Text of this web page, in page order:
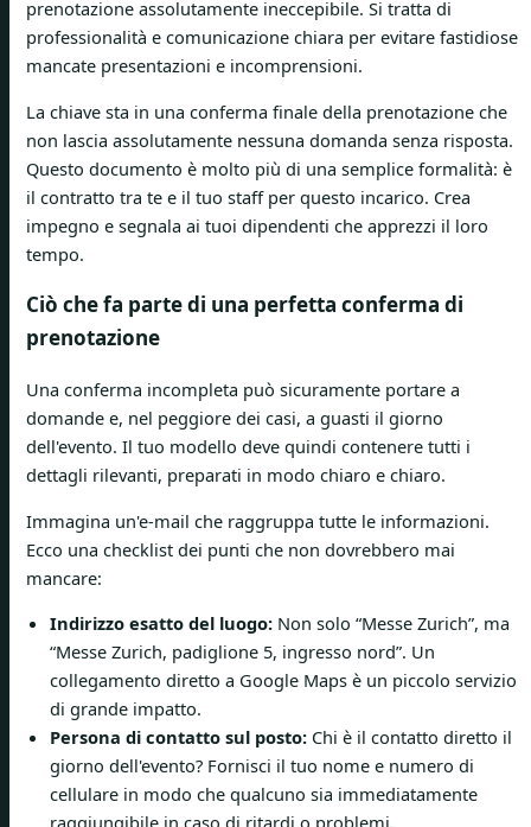
prenotazione assolutamente ineccepibile. Si tratta di
professionalità e comunicazione chiara per evitare fastidiose
mancate presentazioni e incomprensioni.
La chiave sta in una conferma finale della prenotazione che
non lascia assolutamente nessuna domanda senza risposta.
Questo documento è molto più di una semplice formalità: è
il contratto tra te e il tuo staff per questo incarico. Crea
impegno e segnala ai tuoi dipendenti che apprezzi il loro
tempo.
Ciò che fa parte di una perfetta conferma di
prenotazione
Una conferma incompleta può sicuramente portare a
domande e, nel peggiore dei casi, a guasti il giorno
dell'evento. Il tuo modello deve quindi contenere tutti i
dettagli rilevanti, preparati in modo chiaro e chiaro.
Immagina un'e-mail che raggruppa tutte le informazioni.
Ecco una checklist dei punti che non dovrebbero mai
mancare:
Indirizzo esatto del luogo: Non solo “Messe Zurich”, ma
“Messe Zurich, padiglione 5, ingresso nord”. Un
collegamento diretto a Google Maps è un piccolo servizio
di grande impatto.
Persona di contatto sul posto: Chi è il contatto diretto il
giorno dell'evento? Fornisci il tuo nome e numero di
cellulare in modo che qualcuno sia immediatamente